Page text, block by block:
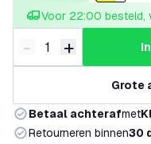
Voor 22:00 besteld,
Verminder
- Verhoog
+
Grote
Betaal achterafmet
Retourneren binnen30